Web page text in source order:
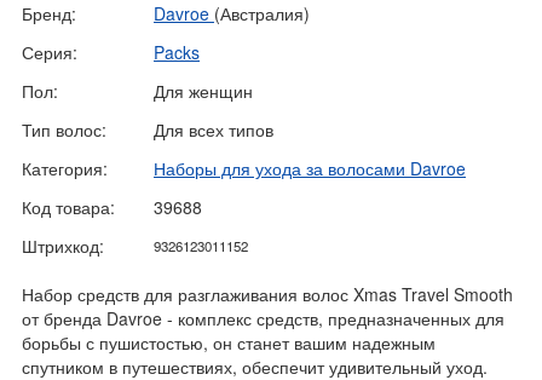
Бренд: Davroe (Австралия)
Серия:
Packs
Пол:
Для женщин
Тип волос:
Для всех типов
Категория:
Наборы для ухода за волосами Davroe
Код товара:
39688
Штрихкод:
9326123011152
Набор средств для разглаживания волос Xmas Travel Smooth
от бренда Davroe - комплекс средств, предназначенных для
борьбы с пушистостью, он станет вашим надежным
спутником в путешествиях, обеспечит удивительный уход.